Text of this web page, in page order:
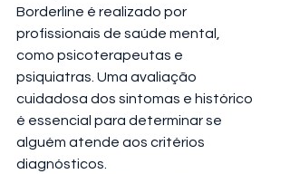
Borderline é realizado por
profissionais de saúde mental,
como psicoterapeutas e
psiquiatras. Uma avaliação
cuidadosa dos sintomas e histórico
é essencial para determinar se
alguém atende aos critérios
diagnósticos.